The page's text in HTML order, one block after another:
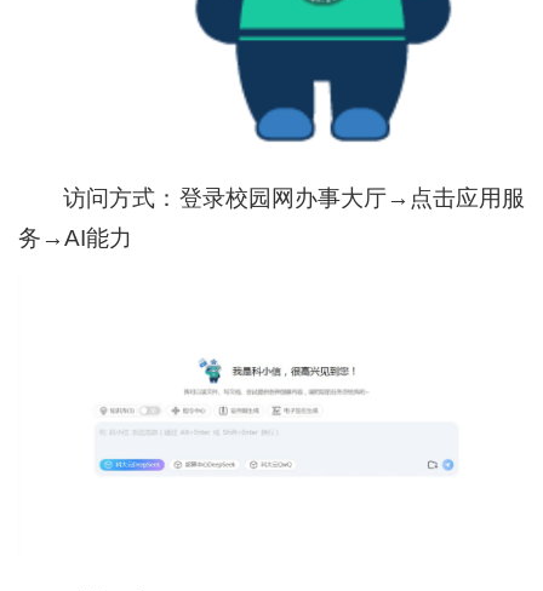
访问方式： 登录校园网办事大厅→点击应用服
务→AI能力